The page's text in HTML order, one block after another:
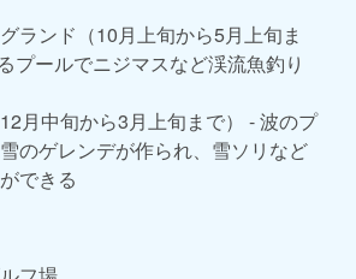
ランド（10月上旬から5月上旬ま
プールでニジマスなど渓流魚釣り
月中旬から3月上旬まで） - 波のプ
のゲレンデが作られ、雪ソリなど
できる